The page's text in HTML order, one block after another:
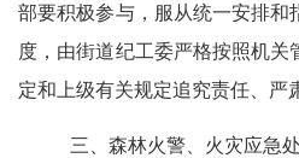
部要积极参与，服从统一安排和
度，由街道纪工委严格按照机
定和上级有关规定追究责任、严
三、森林火警、火灾应急